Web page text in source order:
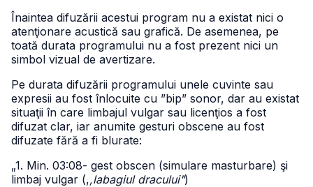
Înaintea difuzării acestui program nu a existat nici o
atenţionare acustică sau grafică. De asemenea, pe
toată durata programului nu a fost prezent nici un
simbol vizual de avertizare.
Pe durata difuzării programului unele cuvinte sau
expresii au fost înlocuite cu ”bip” sonor, dar au existat
situaţii în care limbajul vulgar sau licenţios a fost
difuzat clar, iar anumite gesturi obscene au fost
difuzate fără a fi blurate:
„1. Min. 03:08- gest obscen (simulare masturbare) şi
limbaj vulgar (,,labagiul dracului")